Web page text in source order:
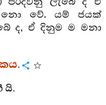
වේ. යම් ජයක්
ද, ඒ දිනුම ම මනා
යි.